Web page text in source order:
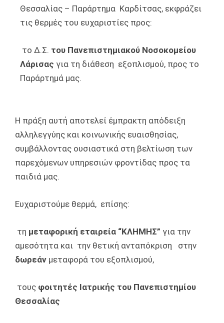
Θεσσαλίας – Παράρτημα Καρδίτσας, εκφράζει
τις θερμές του ευχαριστίες προς:
το Δ.Σ. του Πανεπιστημιακού Νοσοκομείου
Λάρισας για τη διάθεση εξοπλισμού, προς το
Παράρτημά μας.
Η πράξη αυτή αποτελεί έμπρακτη απόδειξη
αλληλεγγύης και κοινωνικής ευαισθησίας,
συμβάλλοντας ουσιαστικά στη βελτίωση των
παρεχόμενων υπηρεσιών φροντίδας προς τα
παιδιά μας.
Ευχαριστούμε θερμά, επίσης:
τη μεταφορική εταιρεία “ΚΛΗΜΗΣ” για την
αμεσότητα και την θετική ανταπόκριση στην
δωρεάν μεταφορά του εξοπλισμού,
τους φοιτητές Ιατρικής του Πανεπιστημίου
Θεσσαλίας